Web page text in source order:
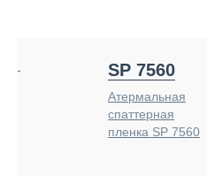
SP 7560
Атермальная
спаттерная
пленка SP 7560